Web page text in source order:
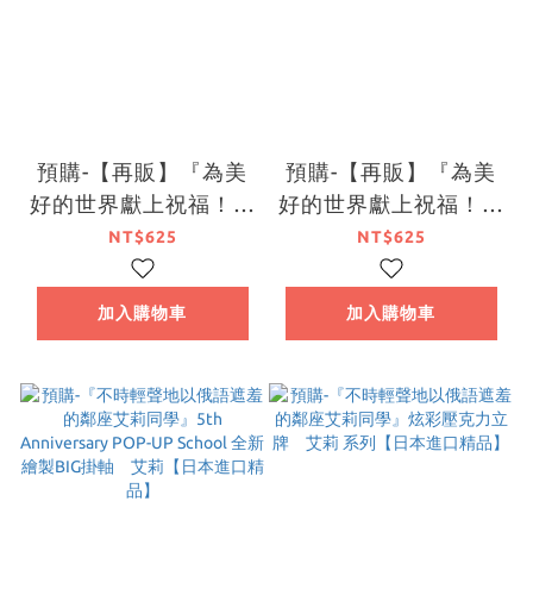
預購-【再販】『為美
好的世界獻上祝福！』
誕生祭2023 全新繪製
壓克力立牌 芸芸【日
本進口精品】
NT$625
加入購物車
預購-【再販】『為美
好的世界獻上祝福！』
誕生祭2023 全新繪製
壓克力立牌 阿克婭
【日本進口精品】
NT$625
加入購物車